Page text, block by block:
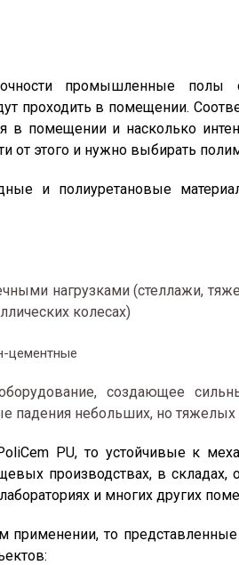
промышленные полы
проходить в помещении.
в помещении и насколько
от этого и нужно выбирать
и полиуретановые
нагрузками (стеллажи,
колесах)
цементные
создающее
падения небольших, но
PU, то устойчивые к
производствах, в складах,
и многих других
применении, то